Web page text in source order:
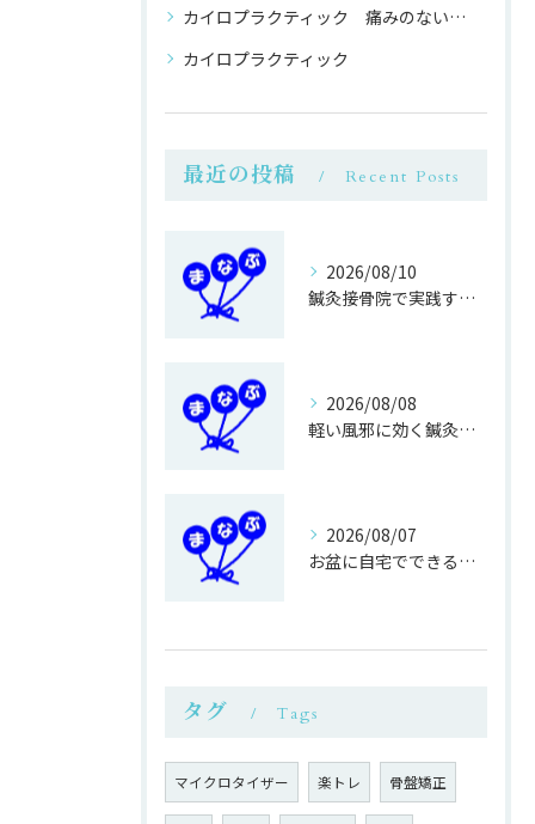
カイロプラクティック 痛みのない 整体
カイロプラクティック
最近の投稿 Recent Posts
2026/08/10
鍼灸接骨院で実践する健康寿命を伸ばす運動法
2026/08/08
軽い風邪に効く鍼灸接骨院のマッサージ効果
2026/08/07
お盆に自宅でできる鍼灸接骨の過ごし方
タグ Tags
マイクロタイザー 楽トレ 骨盤矯正